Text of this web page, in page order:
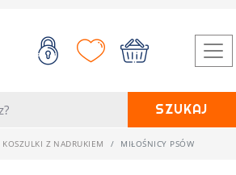
SZUKAJ
KOSZULKI Z NADRUKIEM MIŁOŚNICY PSÓW